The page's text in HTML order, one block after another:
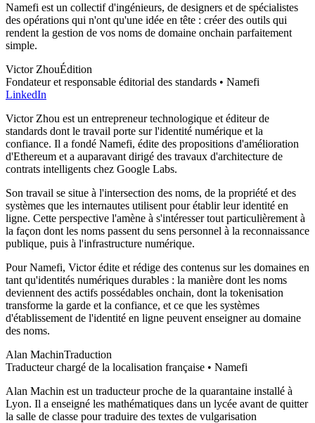
Namefi est un collectif d'ingénieurs, de designers et de spécialistes
des opérations qui n'ont qu'une idée en tête : créer des outils qui
rendent la gestion de vos noms de domaine onchain parfaitement
simple.
Victor ZhouÉdition
Fondateur et responsable éditorial des standards • Namefi
LinkedIn
Victor Zhou est un entrepreneur technologique et éditeur de
standards dont le travail porte sur l'identité numérique et la
confiance. Il a fondé Namefi, édite des propositions d'amélioration
d'Ethereum et a auparavant dirigé des travaux d'architecture de
contrats intelligents chez Google Labs.
Son travail se situe à l'intersection des noms, de la propriété et des
systèmes que les internautes utilisent pour établir leur identité en
ligne. Cette perspective l'amène à s'intéresser tout particulièrement à
la façon dont les noms passent du sens personnel à la reconnaissance
publique, puis à l'infrastructure numérique.
Pour Namefi, Victor édite et rédige des contenus sur les domaines en
tant qu'identités numériques durables : la manière dont les noms
deviennent des actifs possédables onchain, dont la tokenisation
transforme la garde et la confiance, et ce que les systèmes
d'établissement de l'identité en ligne peuvent enseigner au domaine
des noms.
Alan MachinTraduction
Traducteur chargé de la localisation française • Namefi
Alan Machin est un traducteur proche de la quarantaine installé à
Lyon. Il a enseigné les mathématiques dans un lycée avant de quitter
la salle de classe pour traduire des textes de vulgarisation